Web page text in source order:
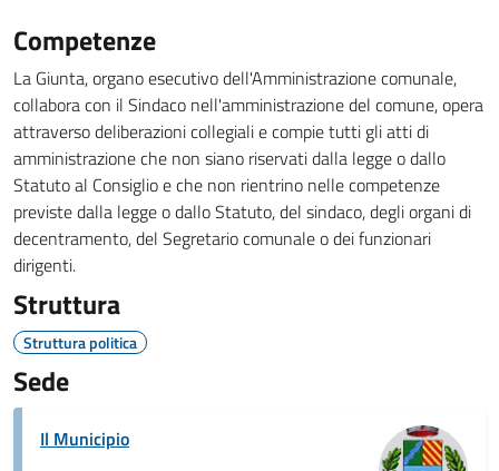
Competenze
La Giunta, organo esecutivo dell'Amministrazione comunale,
collabora con il Sindaco nell'amministrazione del comune, opera
attraverso deliberazioni collegiali e compie tutti gli atti di
amministrazione che non siano riservati dalla legge o dallo
Statuto al Consiglio e che non rientrino nelle competenze
previste dalla legge o dallo Statuto, del sindaco, degli organi di
decentramento, del Segretario comunale o dei funzionari
dirigenti.
Struttura
Struttura politica
Sede
Il Municipio